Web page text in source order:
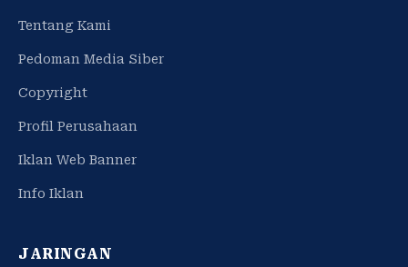
Tentang Kami
Pedoman Media Siber
Copyright
Profil Perusahaan
Iklan Web Banner
Info Iklan
JARINGAN